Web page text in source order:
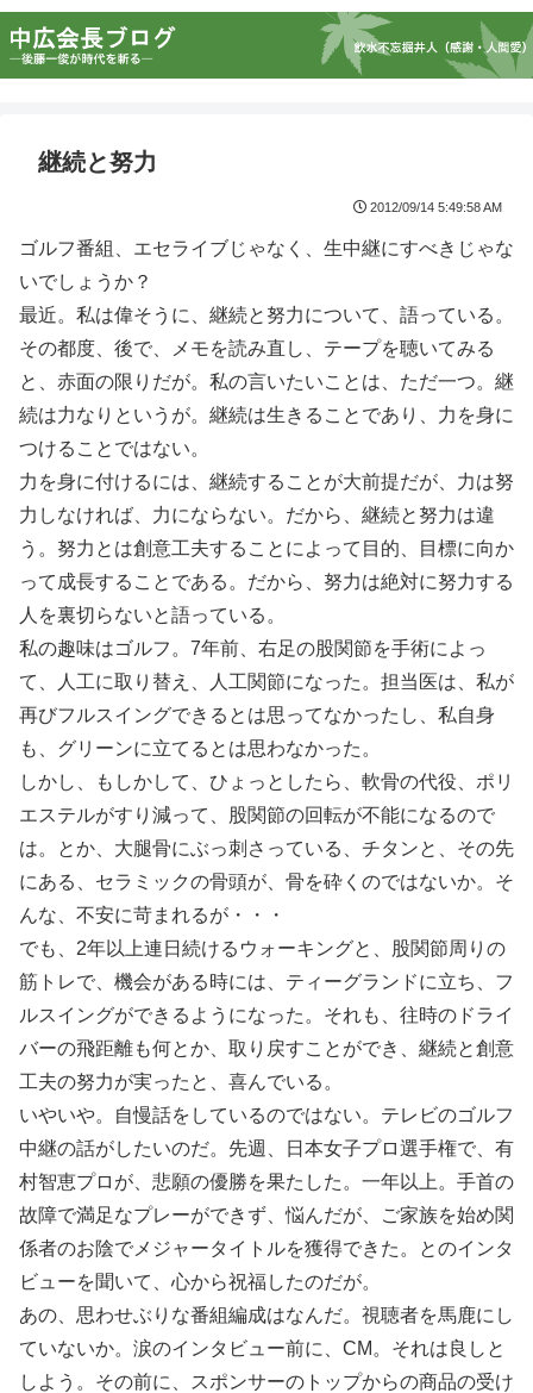
継続と努力
2012/09/14 5:49:58 AM
ゴルフ番組、エセライブじゃなく、生中継にすべきじゃな
いでしょうか？
最近。私は偉そうに、継続と努力について、語っている。
その都度、後で、メモを読み直し、テープを聴いてみる
と、赤面の限りだが。私の言いたいことは、ただ一つ。継
続は力なりというが。継続は生きることであり、力を身に
つけることではない。
力を身に付けるには、継続することが大前提だが、力は努
力しなければ、力にならない。だから、継続と努力は違
う。努力とは創意工夫することによって目的、目標に向か
って成長することである。だから、努力は絶対に努力する
人を裏切らないと語っている。
私の趣味はゴルフ。7年前、右足の股関節を手術によっ
て、人工に取り替え、人工関節になった。担当医は、私が
再びフルスイングできるとは思ってなかったし、私自身
も、グリーンに立てるとは思わなかった。
しかし、もしかして、ひょっとしたら、軟骨の代役、ポリ
エステルがすり減って、股関節の回転が不能になるので
は。とか、大腿骨にぶっ刺さっている、チタンと、その先
にある、セラミックの骨頭が、骨を砕くのではないか。そ
んな、不安に苛まれるが・・・
でも、2年以上連日続けるウォーキングと、股関節周りの
筋トレで、機会がある時には、ティーグランドに立ち、フ
ルスイングができるようになった。それも、往時のドライ
バーの飛距離も何とか、取り戻すことができ、継続と創意
工夫の努力が実ったと、喜んでいる。
いやいや。自慢話をしているのではない。テレビのゴルフ
中継の話がしたいのだ。先週、日本女子プロ選手権で、有
村智恵プロが、悲願の優勝を果たした。一年以上。手首の
故障で満足なプレーができず、悩んだが、ご家族を始め関
係者のお陰でメジャータイトルを獲得できた。とのインタ
ビューを聞いて、心から祝福したのだが。
あの、思わせぶりな番組編成はなんだ。視聴者を馬鹿にし
ていないか。涙のインタビュー前に、CM。それは良しと
しよう。その前に、スポンサーのトップからの商品の受け